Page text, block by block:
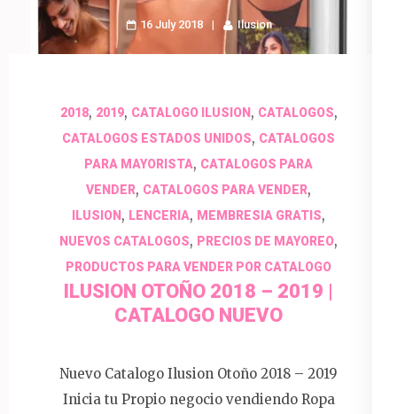
16 July 2018 Ilusion
2018, 2019, CATALOGO ILUSION, CATALOGOS,
CATALOGOS ESTADOS UNIDOS, CATALOGOS
PARA MAYORISTA, CATALOGOS PARA
VENDER, CATALOGOS PARA VENDER,
ILUSION , LENCERIA, MEMBRESIA GRATIS,
NUEVOS CATALOGOS, PRECIOS DE MAYOREO,
PRODUCTOS PARA VENDER POR CATALOGO
ILUSION OTOÑO 2018 – 2019 |
CATALOGO NUEVO
Nuevo Catalogo Ilusion Otoño 2018 – 2019
Inicia tu Propio negocio vendiendo Ropa